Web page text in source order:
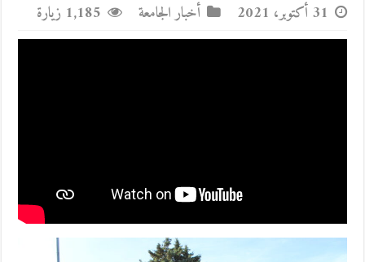
31 أكتوبر، 2021 أخبار الجامعة 1,185 زيارة